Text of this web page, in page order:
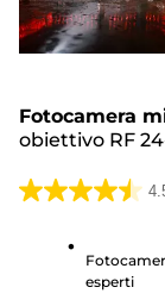
Fotocamera
obiettivo RF
4.5
esperti